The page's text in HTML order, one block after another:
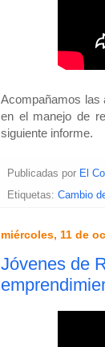
Acompañamos las
en el manejo de
siguiente informe.
Publicadas por El
Etiquetas: Cambio
miércoles, 11 de
Jóvenes de